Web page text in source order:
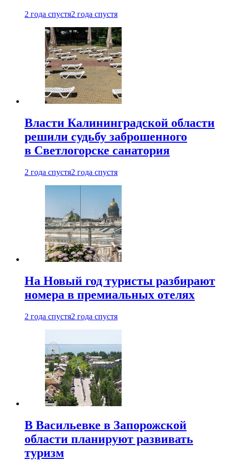
2 года спустя2 года спустя
Власти Калининградской области
решили судьбу заброшенного
в Светлогорске санатория
2 года спустя2 года спустя
На Новый год туристы разбирают
номера в премиальных отелях
2 года спустя2 года спустя
В Васильевке в Запорожской
области планируют развивать
туризм